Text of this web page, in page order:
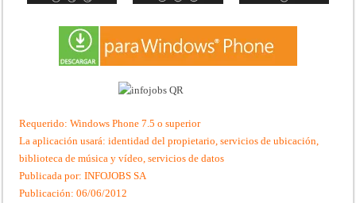
Requerido: Windows Phone 7.5 o superior
La aplicación usará: identidad del propietario, servicios de ubicación,
biblioteca de música y vídeo, servicios de datos
Publicada por: INFOJOBS SA
Publicación: 06/06/2012